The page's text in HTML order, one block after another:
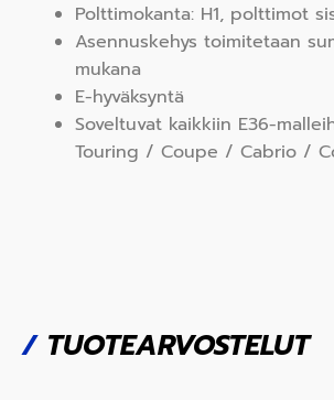
Polttimokanta: H1, polttimot
Asennuskehys toimitetaan
mukana
E-hyväksyntä
Soveltuvat kaikkiin E36-
Touring / Coupe / Cabrio /
/TUOTEARVOSTELUT